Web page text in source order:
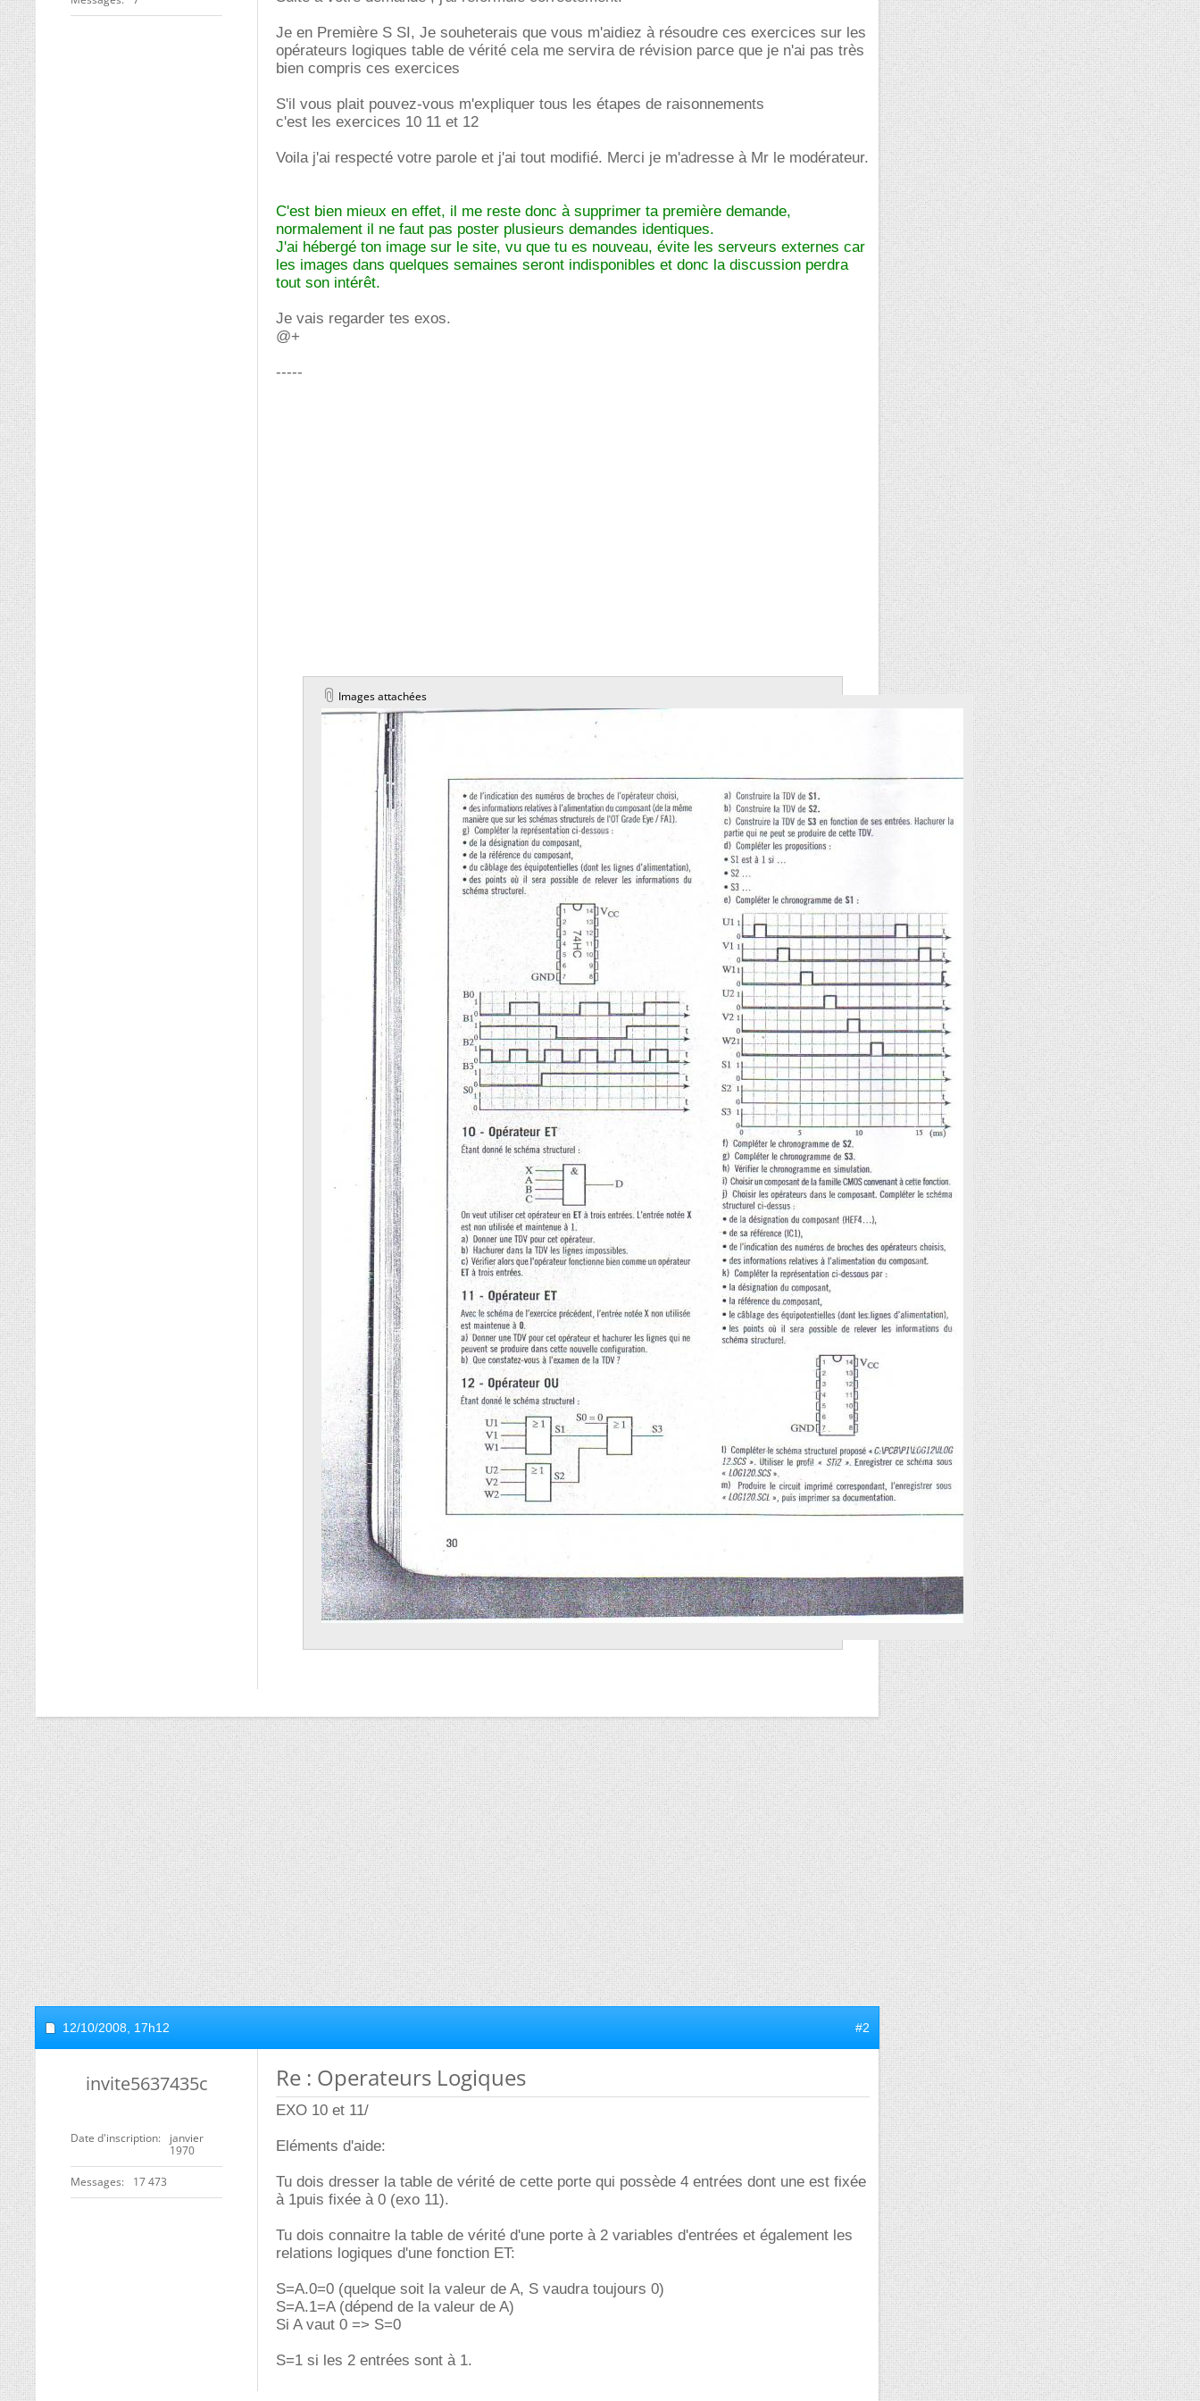
Je en Première S SI, Je souheterais que vous m'aidiez à résoudre ces exercices sur les
opérateurs logiques table de vérité cela me servira de révision parce que je n'ai pas très
bien compris ces exercices
S'il vous plait pouvez-vous m'expliquer tous les étapes de raisonnements
c'est les exercices 10 11 et 12
Voila j'ai respecté votre parole et j'ai tout modifié. Merci je m'adresse à Mr le modérateur.
C'est bien mieux en effet, il me reste donc à supprimer ta première demande,
normalement il ne faut pas poster plusieurs demandes identiques.
J'ai hébergé ton image sur le site, vu que tu es nouveau, évite les serveurs externes car
les images dans quelques semaines seront indisponibles et donc la discussion perdra
tout son intérêt.
Je vais regarder tes exos.
@+
-----
Images attachées
12/10/2008, 17h12 #2
invite5637435c
Date d'inscription
janvier
1970
Messages 17 473
Re : Operateurs Logiques
EXO 10 et 11/
Eléments d'aide:
Tu dois dresser la table de vérité de cette porte qui possède 4 entrées dont une est fixée
à 1puis fixée à 0 (exo 11).
Tu dois connaitre la table de vérité d'une porte à 2 variables d'entrées et également les
relations logiques d'une fonction ET:
S=A.0=0 (quelque soit la valeur de A, S vaudra toujours 0)
S=A.1=A (dépend de la valeur de A)
Si A vaut 0 => S=0
S=1 si les 2 entrées sont à 1.